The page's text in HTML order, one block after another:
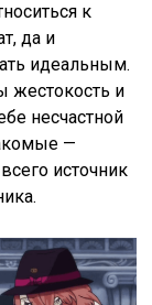
к
да и
идеальным.
жестокость и
несчастной
—
источник